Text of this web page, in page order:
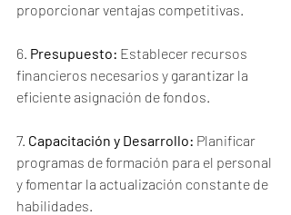
proporcionar ventajas competitivas.
6. Presupuesto: Establecer recursos
financieros necesarios y garantizar la
eficiente asignación de fondos.
7. Capacitación y Desarrollo: Planificar
programas de formación para el personal
y fomentar la actualización constante de
habilidades.